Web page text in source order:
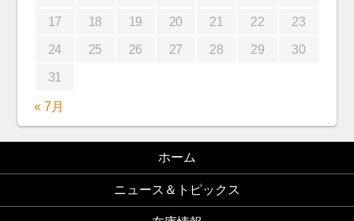
17 18 19 20 21 22 23
24 25 26 27 28 29 30
31
« 7月
ホーム
ニュース＆トピックス